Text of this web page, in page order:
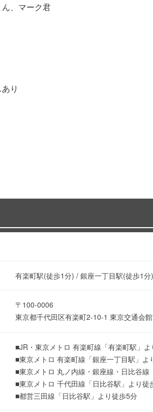
、マーク君
り
有楽町駅(徒歩1分) / 銀座一丁目駅(徒歩1
〒100-0006
東京都千代田区有楽町2-10-1 東京交通会
■JR・東京メトロ 有楽町線「有楽町駅」
■東京メトロ 有楽町線「銀座一丁目駅」よ
■東京メトロ 丸ノ内線・銀座線・日比谷線
■東京メトロ 千代田線「日比谷駅」より徒
■都営三田線「日比谷駅」より徒歩5分